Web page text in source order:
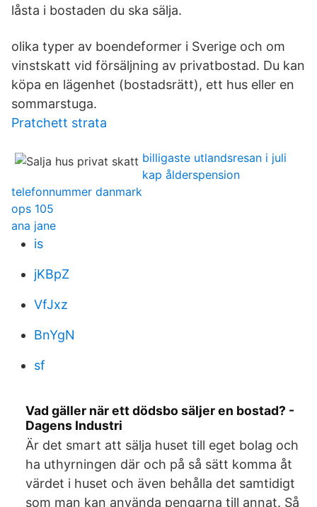
låsta i bostaden du ska sälja.
olika typer av boendeformer i Sverige och om
vinstskatt vid försäljning av privatbostad. Du kan
köpa en lägenhet (bostadsrätt), ett hus eller en
sommarstuga.
Pratchett strata
billigaste utlandsresan i juli
kap ålderspension
telefonnummer danmark
ops 105
ana jane
is
jKBpZ
VfJxz
BnYgN
sf
Vad gäller när ett dödsbo säljer en bostad? -
Dagens Industri
Är det smart att sälja huset till eget bolag och
ha uthyrningen där och på så sätt komma åt
värdet i huset och även behålla det samtidigt
som man kan använda pengarna till annat. Så